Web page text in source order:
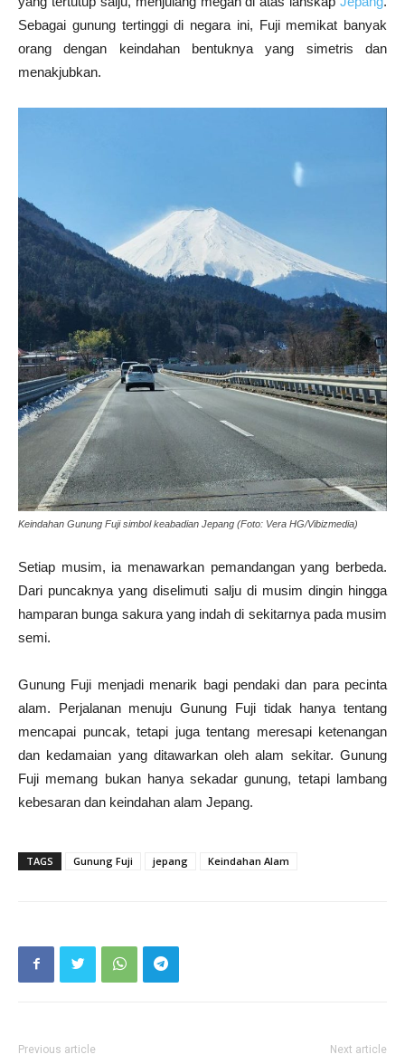
Sebagai gunung tertinggi di negara ini, Fuji memikat banyak
orang dengan keindahan bentuknya yang simetris dan
menakjubkan.
Keindahan Gunung Fuji simbol keabadian Jepang (Foto: Vera HG/Vibizmedia)
Setiap musim, ia menawarkan pemandangan yang berbeda.
Dari puncaknya yang diselimuti salju di musim dingin hingga
hamparan bunga sakura yang indah di sekitarnya pada musim
semi.
Gunung Fuji menjadi menarik bagi pendaki dan para pecinta
alam. Perjalanan menuju Gunung Fuji tidak hanya tentang
mencapai puncak, tetapi juga tentang meresapi ketenangan
dan kedamaian yang ditawarkan oleh alam sekitar. Gunung
Fuji memang bukan hanya sekadar gunung, tetapi lambang
kebesaran dan keindahan alam Jepang.
TAGS Gunung Fuji jepang Keindahan Alam
Previous article Next article